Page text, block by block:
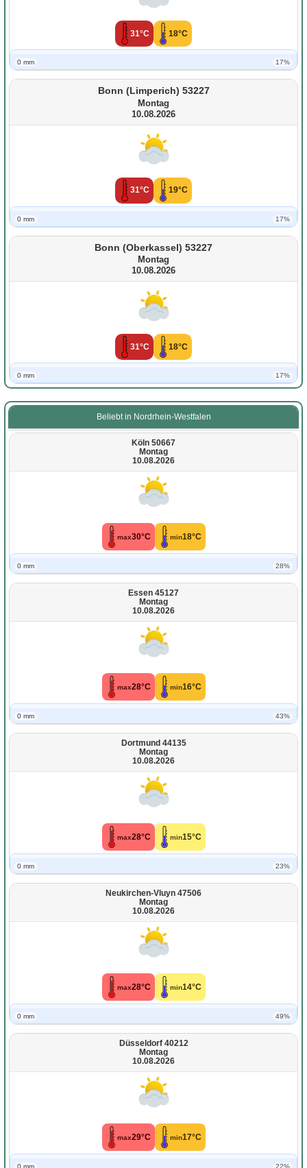
31°C 18°C
0 mm 17%
Bonn (Limperich) 53227
Montag
10.08.2026
31°C 19°C
0 mm 17%
Bonn (Oberkassel) 53227
Montag
10.08.2026
31°C 18°C
0 mm 17%
Beliebt in Nordrhein-Westfalen
Köln 50667
Montag
10.08.2026
max30°C min18°C
0 mm 28%
Essen 45127
Montag
10.08.2026
max28°C min16°C
0 mm 43%
Dortmund 44135
Montag
10.08.2026
max28°C min15°C
0 mm 23%
Neukirchen-Vluyn 47506
Montag
10.08.2026
max28°C min14°C
0 mm 49%
Düsseldorf 40212
Montag
10.08.2026
max29°C min17°C